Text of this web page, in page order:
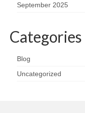
September 2025
Categories
Blog
Uncategorized